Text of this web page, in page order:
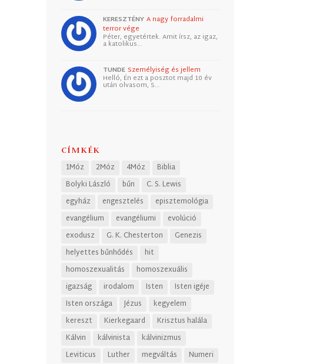
KERESZTÉNY A nagy forradalmi
terror vége
Péter, egyetértek. Amit írsz, az igaz,
a katolikus…
TUNDE Személyiség és jellem
Helló, Én ezt a posztot majd 10 év
után olvasom, S…
CÍMKÉK
1Móz 2Móz 4Móz
Biblia
Bolyki László
bűn
C. S. Lewis
egyház
engesztelés
episztemológia
evangélium
evangéliumi
evolúció
exodusz
G. K. Chesterton
Genezis
helyettes bűnhődés
hit
homoszexualitás
homoszexuális
igazság
irodalom Isten
Isten igéje
Isten országa
Jézus
kegyelem
kereszt
Kierkegaard
Krisztus halála
Kálvin
kálvinista
kálvinizmus
Leviticus
Luther megváltás Numeri